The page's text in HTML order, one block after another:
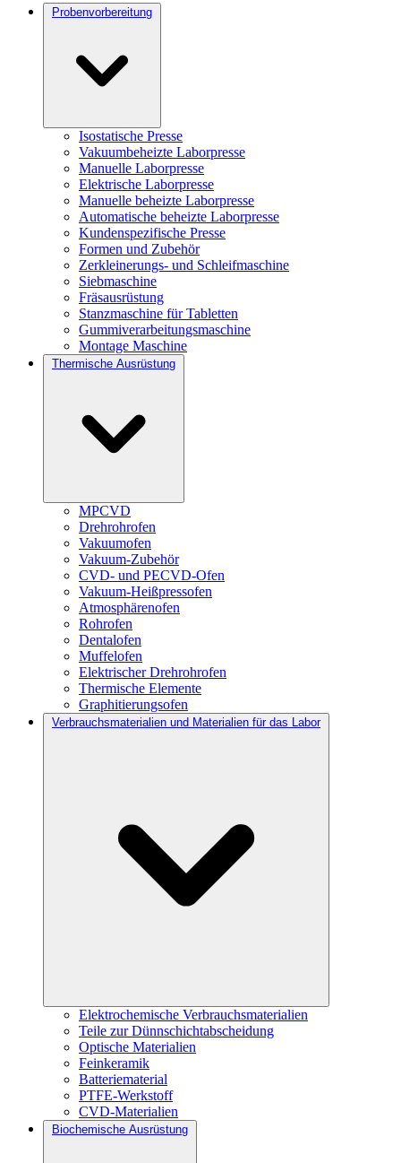
Probenvorbereitung
Isostatische Presse
Vakuumbeheizte Laborpresse
Manuelle Laborpresse
Elektrische Laborpresse
Manuelle beheizte Laborpresse
Automatische beheizte Laborpresse
Kundenspezifische Presse
Formen und Zubehör
Zerkleinerungs- und Schleifmaschine
Siebmaschine
Fräsausrüstung
Stanzmaschine für Tabletten
Gummiverarbeitungsmaschine
Montage Maschine
Thermische Ausrüstung
MPCVD
Drehrohrofen
Vakuumofen
Vakuum-Zubehör
CVD- und PECVD-Ofen
Vakuum-Heißpressofen
Atmosphärenofen
Rohrofen
Dentalofen
Muffelofen
Elektrischer Drehrohrofen
Thermische Elemente
Graphitierungsofen
Verbrauchsmaterialien und Materialien für das Labor
Elektrochemische Verbrauchsmaterialien
Teile zur Dünnschichtabscheidung
Optische Materialien
Feinkeramik
Batteriematerial
PTFE-Werkstoff
CVD-Materialien
Biochemische Ausrüstung